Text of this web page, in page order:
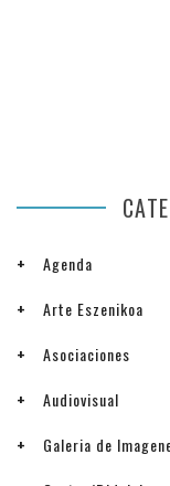
Agenda
Arte Eszenikoa
Asociaciones
Audiovisual
Galeria de